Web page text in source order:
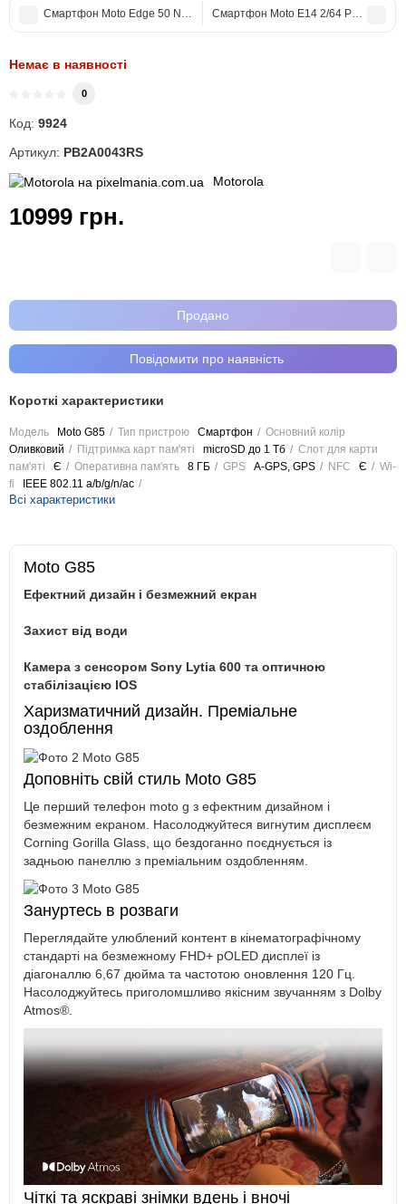
Смартфон Moto Edge 50 NEO 8/256 Grisaille (PB310041RS)
Смартфон Moto E14 2/64 Pastel
Немає в наявності
0
Код: 9924
Артикул: PB2A0043RS
Motorola
10999 грн.
Продано
Повідомити про наявність
Короткі характеристики
Модель Moto G85 Тип пристрою Смартфон
Основний колір
Оливковий
Підтримка карт пам'яті microSD до 1 Тб
Слот для карти
пам'яті
Є Оперативна пам'ять 8 ГБ GPS A-GPS, GPS NFC Є
Wi-
fi
IEEE 802.11 a/b/g/n/ac
Всі характеристики
Moto G85
Ефектний дизайн і безмежний екран
Захист від води
Камера з сенсором Sony Lytia 600 та оптичною
стабілізацією IOS
Харизматичний дизайн. Преміальне
оздоблення
Доповніть свій стиль Moto G85
Це перший телефон moto g з ефектним дизайном і
безмежним екраном. Насолоджуйтеся вигнутим дисплеєм
Corning Gorilla Glass, що бездоганно поєднується із
задньою панеллю з преміальним оздобленням.
Зануртесь в розваги
Переглядайте улюблений контент в кінематографічному
стандарті на безмежному FHD+ pOLED дисплеї із
діагоналлю 6,67 дюйма та частотою оновлення 120 Гц.
Насолоджуйтесь приголомшливо якісним звучанням з Dolby
Atmos®.
Чіткі та яскраві знімки вдень і вночі